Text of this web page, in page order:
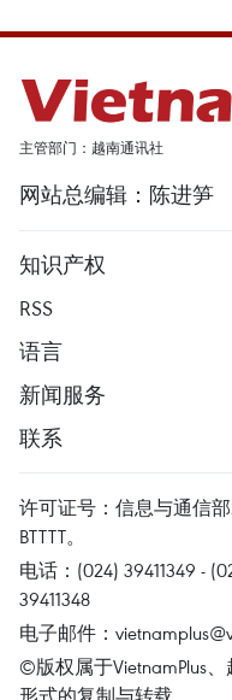
主管部门：越南通讯社
网站总编辑：陈进笋
知识产权
RSS
语言
新闻服务
联系
许可证号：信息与通信部
BTTTT。
电话：(024) 39411349 -
39411348
电子邮件：
©版权属于VietnamPlus
形式的复制与转载。